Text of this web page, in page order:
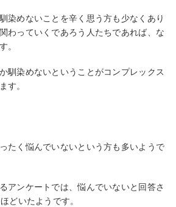
染めないことを辛く思う方も少なくあり
わっていくであろう人たちであれば、な
。
馴染めないということがコンプレックス
す。
たく悩んでいないという方も多いようで
アンケートでは、悩んでいないと回答さ
どいたようです。